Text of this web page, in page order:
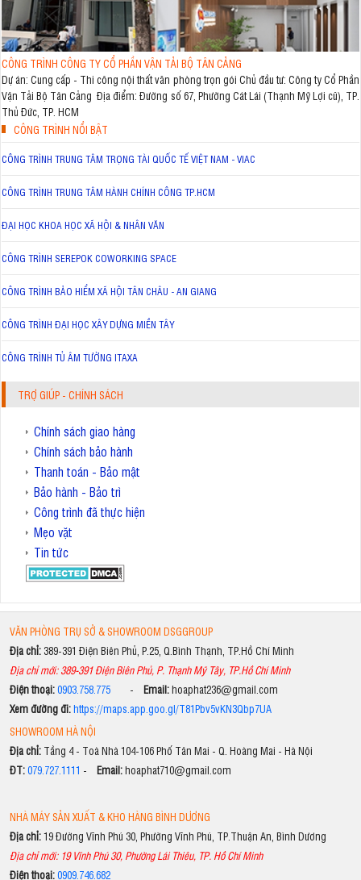
CÔNG TRÌNH CÔNG TY CỔ PHẦN VẬN TẢI BỘ TÂN CẢNG
Dự án: Cung cấp - Thi công nội thất văn phòng trọn gói Chủ đầu tư: Công ty Cổ Phần
Vận Tải Bộ Tân Cảng Địa điểm: Đường số 67, Phường Cát Lái (Thạnh Mỹ Lợi cũ), TP.
Thủ Đức, TP. HCM
CÔNG TRÌNH NỔI BẬT
CÔNG TRÌNH TRUNG TÂM TRỌNG TÀI QUỐC TẾ VIỆT NAM - VIAC
CÔNG TRÌNH TRUNG TÂM HÀNH CHÍNH CÔNG TP.HCM
ĐẠI HỌC KHOA HỌC XÃ HỘI & NHÂN VĂN
CÔNG TRÌNH SEREPOK COWORKING SPACE
CÔNG TRÌNH BẢO HIỂM XÃ HỘI TÂN CHÂU - AN GIANG
CÔNG TRÌNH ĐẠI HỌC XÂY DỰNG MIỀN TÂY
CÔNG TRÌNH TỦ ÂM TƯỜNG ITAXA
TRỢ GIÚP - CHÍNH SÁCH
Chính sách giao hàng
Chính sách bảo hành
Thanh toán - Bảo mật
Bảo hành - Bảo trì
Công trình đã thực hiện
Mẹo vặt
Tin tức
VĂN PHÒNG TRỤ SỞ & SHOWROOM DSGGROUP
Địa chỉ: 389-391 Điện Biên Phủ, P.25, Q.Bình Thạnh, TP.Hồ Chí Minh
Địa chỉ mới: 389-391 Điện Biên Phủ, P. Thạnh Mỹ Tây, TP.Hồ Chí Minh
Điện thoại:0903.758.775- Email:hoaphat236@gmail.com
Xem đường đi:https://maps.app.goo.gl/T81Pbv5vKN3Qbp7UA
SHOWROOM HÀ NỘI
Địa chỉ:Tầng 4 - Toà Nhà 104-106 Phố Tân Mai - Q. Hoàng Mai - Hà Nội
ĐT:079.727.1111 - Email:hoaphat710@gmail.com
NHÀ MÁY SẢN XUẤT & KHO HÀNG BÌNH DƯƠNG
Địa chỉ:19 Đường Vĩnh Phú 30, Phường Vĩnh Phú, TP.Thuận An, Bình Dương
Địa chỉ mới: 19 Vĩnh Phú 30, Phường Lái Thiêu, TP. Hồ Chí Minh
Điện thoại:0909.746.682